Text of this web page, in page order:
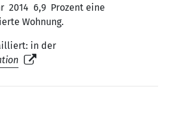
2014 6,9 Prozent eine
Wohnung.
in der